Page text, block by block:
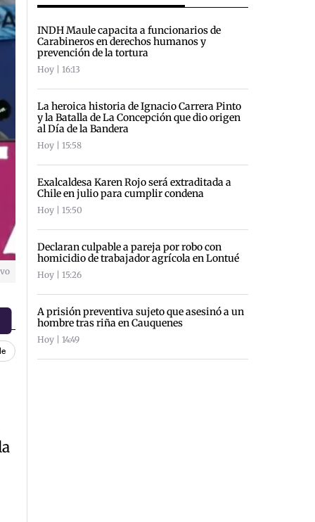
INDH Maule capacita a funcionarios de
Carabineros en derechos humanos y
prevención de la tortura
Hoy | 16:13
La heroica historia de Ignacio Carrera Pinto
y la Batalla de La Concepción que dio origen
al Día de la Bandera
Hoy | 15:58
Exalcaldesa Karen Rojo será extraditada a
Chile en julio para cumplir condena
Hoy | 15:50
Declaran culpable a pareja por robo con
homicidio de trabajador agrícola en Lontué
Hoy | 15:26
A prisión preventiva sujeto que asesinó a un
hombre tras riña en Cauquenes
Hoy | 14:49